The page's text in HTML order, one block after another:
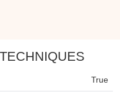
True